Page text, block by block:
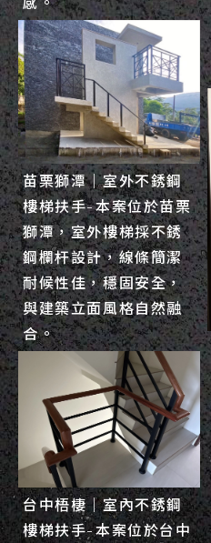
苗栗獅潭｜室外不銹鋼
樓梯扶手-本案位於苗栗
獅潭，室外樓梯採不銹
鋼欄杆設計，線條簡潔
耐候性佳，穩固安全，
與建築立面風格自然融
合。
台中梧棲｜室內不銹鋼
樓梯扶手-本案位於台中